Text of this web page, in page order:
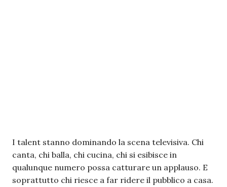
I talent stanno dominando la scena televisiva. Chi
canta, chi balla, chi cucina, chi si esibisce in
qualunque numero possa catturare un applauso. E
soprattutto chi riesce a far ridere il pubblico a casa.